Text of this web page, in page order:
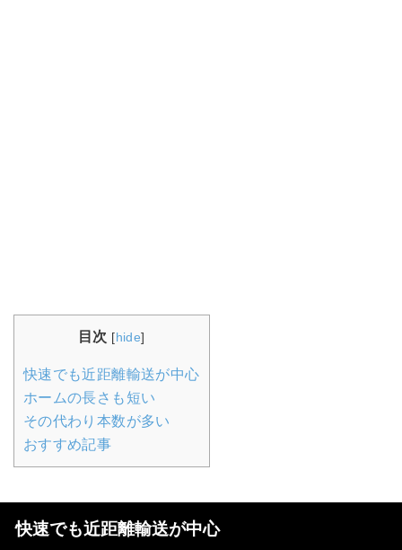
目次 [hide]
快速でも近距離輸送が中心
ホームの長さも短い
その代わり本数が多い
おすすめ記事
快速でも近距離輸送が中心